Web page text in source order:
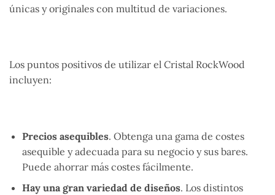
únicas y originales con multitud de variaciones.
Los puntos positivos de utilizar el Cristal RockWood
incluyen:
Precios asequibles. Obtenga una gama de costes
asequible y adecuada para su negocio y sus bares.
Puede ahorrar más costes fácilmente.
Hay una gran variedad de diseños. Los distintos